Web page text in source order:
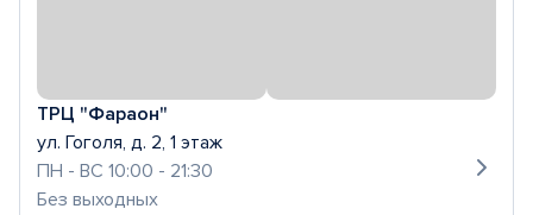
ТРЦ "Фараон"
ул. Гоголя, д. 2, 1 этаж
ПН - ВС 10:00 - 21:30
Без выходных